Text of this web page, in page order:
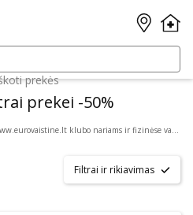
prekės
prekei -50%
Galioja 2023 10 01 - 31 perkant bent www.eurovaistine.lt klubo nariams ir fizinėse vaistinėse su EUROVAISTINĖS lojalumo kortele. Nuolaida taikoma antrai tokiai pačiai arba pigesnei prekei.Taikoma prekėms pagal administracijos patvirtintą sąrašą nuo įprastinės kainos, kurios internete gali skirtis nuo prekių kainų fizinėse vaistinėse. Prekių skaičius ribotas. Įmonė pasilieka teisę bet kada keisti akcijų sąlygas.
Filtrai ir rikiavimas